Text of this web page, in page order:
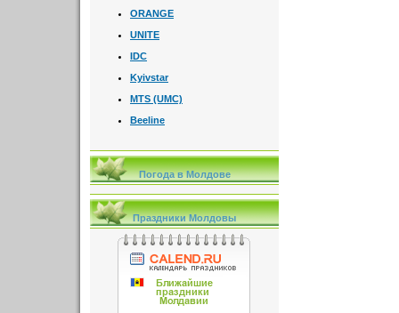
ORANGE
UNITE
IDC
Kyivstar
MTS (UMC)
Beeline
Погода в Молдове
Праздники Молдовы